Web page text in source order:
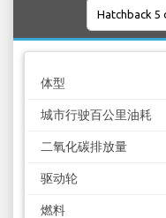
体型
城市行驶百公里油耗
二氧化碳排放量
驱动轮
燃料